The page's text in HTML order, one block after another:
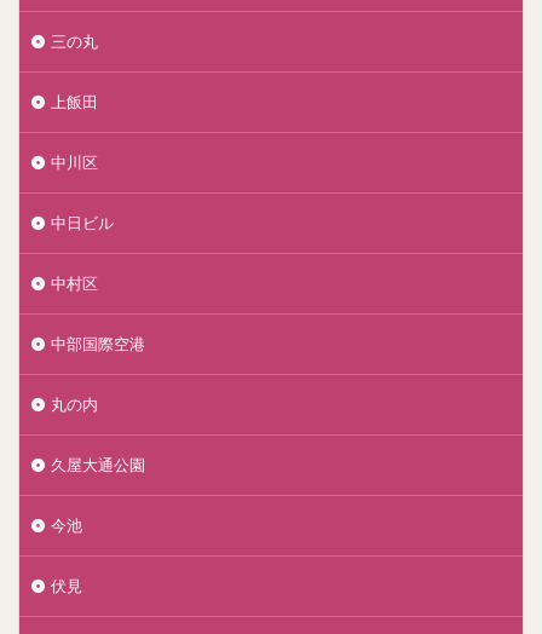
三の丸
上飯田
中川区
中日ビル
中村区
中部国際空港
丸の内
久屋大通公園
今池
伏見